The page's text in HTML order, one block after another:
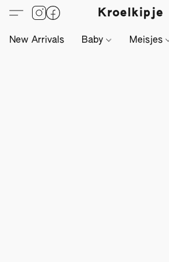
Kroelkipje
New Arrivals Baby Meisjes